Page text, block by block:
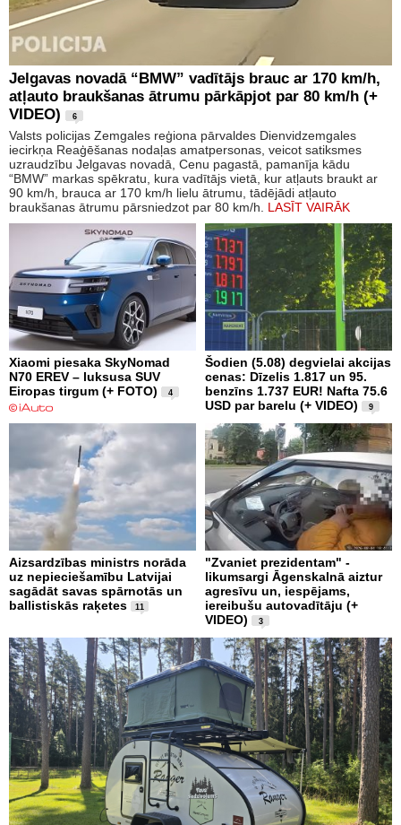
Jelgavas novadā “BMW” vadītājs brauc ar 170 km/h,
atļauto braukšanas ātrumu pārkāpjot par 80 km/h (+
VIDEO)
6
Valsts policijas Zemgales reģiona pārvaldes Dienvidzemgales
iecirkņa Reaģēšanas nodaļas amatpersonas, veicot satiksmes
uzraudzību Jelgavas novadā, Cenu pagastā, pamanīja kādu
“BMW” markas spēkratu, kura vadītājs vietā, kur atļauts braukt ar
90 km/h, brauca ar 170 km/h lielu ātrumu, tādējādi atļauto
braukšanas ātrumu pārsniedzot par 80 km/h. LASĪT VAIRĀK
Xiaomi piesaka SkyNomad
N70 EREV – luksusa SUV
Eiropas tirgum (+ FOTO)
4
Šodien (5.08) degvielai akcijas
cenas: Dīzelis 1.817 un 95.
benzīns 1.737 EUR! Nafta 75.6
USD par barelu (+ VIDEO)
9
Aizsardzības ministrs norāda
uz nepieciešamību Latvijai
sagādāt savas spārnotās un
ballistiskās raķetes
11
"Zvaniet prezidentam" -
likumsargi Āgenskalnā aiztur
agresīvu un, iespējams,
iereibušu autovadītāju (+
VIDEO)
3